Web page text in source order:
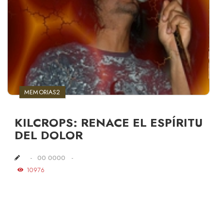
MEMORIAS2
KILCROPS: RENACE EL ESPÍRITU
DEL DOLOR
00 0000
10976